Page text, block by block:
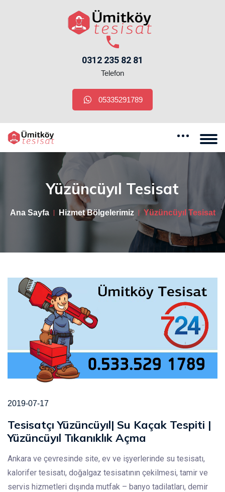
0312 235 82 81
Telefon
05335291789
Yüzüncüyıl Tesisat
Ana Sayfa Hizmet Bölgelerimiz Yüzüncüyıl Tesisat
2019-07-17
Tesisatçı Yüzüncüyıl| Su Kaçak Tespiti |
Yüzüncüyıl Tıkanıklık Açma
Ankara ve çevresinde site, ev ve işyerlerinde su tesisatı,
kalorifer tesisatı, doğalgaz tesisatının çekilmesi, tamir ve
servis hizmetleri dışında mutfak – banyo tadilatları, demir